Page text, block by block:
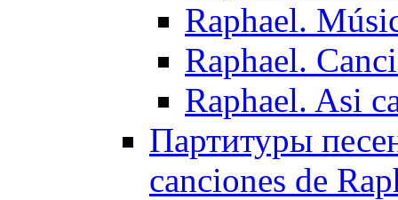
Raphael.
Raphael.
Raphael. Asi
Партитуры
canciones de